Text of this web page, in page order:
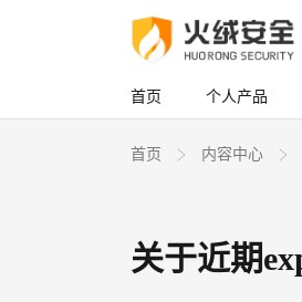
首页 个人产品
首页 内容中心
关于近期